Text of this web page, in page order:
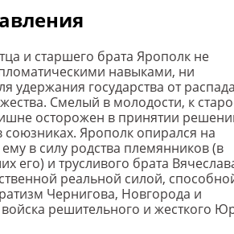
и старшего брата Ярополк не
навыками, ни
удержания государства от
Смелый в молодости, к
осторожен в принятии
союзниках. Ярополк опирался на
в силу родства племянников (в
его) и трусливого брата
реальной силой,
Чернигова, Новгорода и
решительного и жесткого